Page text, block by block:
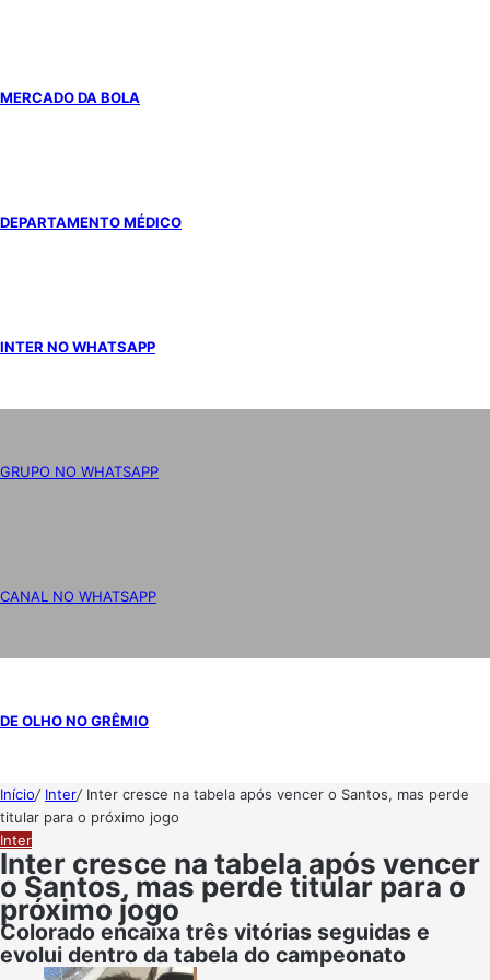
MERCADO DA BOLA
DEPARTAMENTO MÉDICO
INTER NO WHATSAPP
GRUPO NO WHATSAPP
CANAL NO WHATSAPP
DE OLHO NO GRÊMIO
Início/ Inter/ Inter cresce na tabela após vencer o Santos, mas perde
titular para o próximo jogo
Inter
Inter cresce na tabela após vencer
o Santos, mas perde titular para o
próximo jogo
Colorado encaixa três vitórias seguidas e
evolui dentro da tabela do campeonato